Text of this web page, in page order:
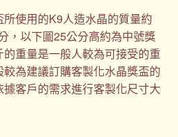
使用的K9人造水晶的質量約
，以下圖25公分高約為中號獎
重量是一般人較為可接受的重
為建議訂購客製化水晶獎盃的
客戶的需求進行客製化尺寸大